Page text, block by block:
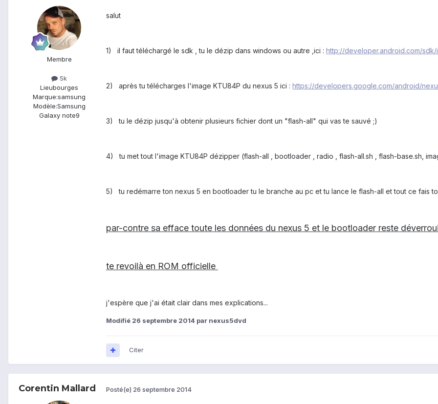
Membre
5k
Lieubourges
Marque:samsung
Modèle:Samsung
Galaxy note9
salut
1) il faut téléchargé le sdk , tu le dézip dans windows ou autre ,ici : http://developer.android.com/sdk/
2) après tu télécharges l'image KTU84P du nexus 5 ici : https://developers.google.com/android/
3) tu le dézip jusqu'à obtenir plusieurs fichier dont un "flash-all" qui vas te sauvé ;)
4) tu met tout l'image KTU84P dézipper (flash-all , bootloader , radio , flash-all.sh , flash-base.sh,
5) tu redémarre ton nexus 5 en bootloader tu le branche au pc et tu lance le flash-all et tout ce fais
par-contre sa efface toute les données du nexus 5 et le bootloader reste
te revoilà en ROM officielle
j'espère que j'ai était clair dans mes explications...
Modifié 26 septembre 2014 par nexus5dvd
Citer
Corentin Mallard Posté(e) 26 septembre 2014